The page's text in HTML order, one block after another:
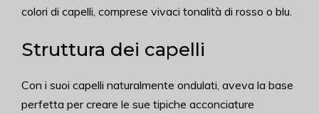
colori di capelli, comprese vivaci tonalità di rosso o blu.
Struttura dei capelli
Con i suoi capelli naturalmente ondulati, aveva la base
perfetta per creare le sue tipiche acconciature